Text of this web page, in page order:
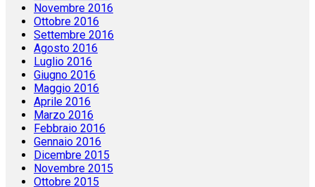
Gennaio 2017
Dicembre 2016
Novembre 2016
Ottobre 2016
Settembre 2016
Agosto 2016
Luglio 2016
Giugno 2016
Maggio 2016
Aprile 2016
Marzo 2016
Febbraio 2016
Gennaio 2016
Dicembre 2015